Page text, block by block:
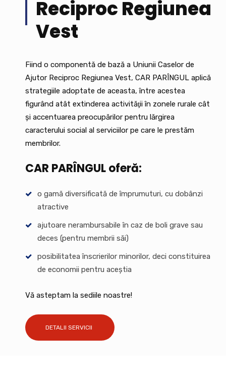
Reciproc Regiunea
Vest
Fiind o componentă de bază a Uniunii Caselor de
Ajutor Reciproc Regiunea Vest, CAR PARÎNGUL aplică
strategiile adoptate de aceasta, între acestea
figurând atât extinderea activităţii în zonele rurale cât
şi accentuarea preocupărilor pentru lărgirea
caracterului social al serviciilor pe care le prestăm
membrilor.
CAR PARÎNGUL oferă:
o gamă diversificată de împrumuturi, cu dobânzi
atractive
ajutoare nerambursabile în caz de boli grave sau
deces (pentru membrii săi)
posibilitatea înscrierilor minorilor, deci constituirea
de economii pentru aceștia
Vă asteptam la sediile noastre!
DETALII SERVICII